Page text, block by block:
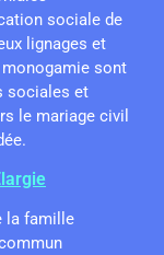
sociale de
lignages et
sont
sociales et
le mariage civil
la famille